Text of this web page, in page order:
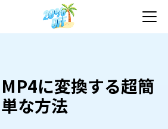
に変換する超簡
単な方法